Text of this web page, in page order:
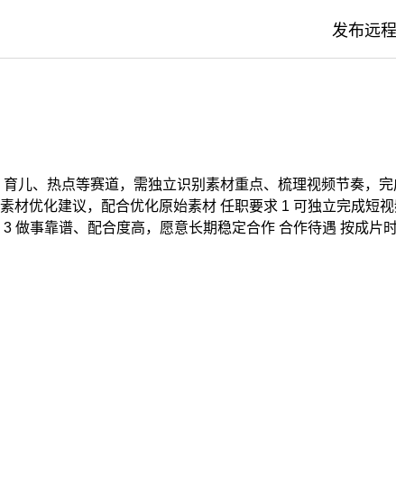
发布远
儿、热点等赛道，需独立识别素材重点、梳理视频节奏，完
材优化建议，配合优化原始素材 任职要求 1 可独立完成短
事靠谱、配合度高，愿意长期稳定合作 合作待遇 按成片时